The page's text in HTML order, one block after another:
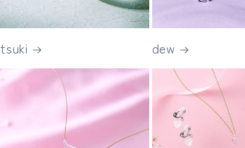
tsuki dew